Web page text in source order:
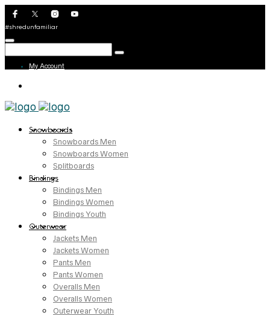
#shredunfamiliar
My Account
Snowboards
Snowboards Men
Snowboards Women
Splitboards
Bindings
Bindings Men
Bindings Women
Bindings Youth
Outerwear
Jackets Men
Jackets Women
Pants Men
Pants Women
Overalls Men
Overalls Women
Outerwear Youth